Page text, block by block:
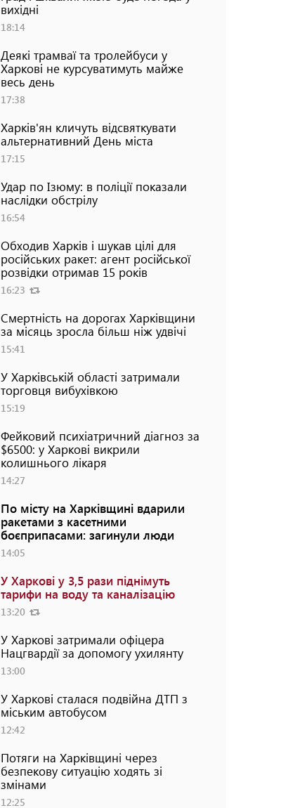
вихідні
18:14
Деякі трамваї та тролейбуси у
Харкові не курсуватимуть майже
весь день
17:38
Харків'ян кличуть відсвяткувати
альтернативний День міста
17:15
Удар по Ізюму: в поліції показали
наслідки обстрілу
16:54
Обходив Харків і шукав цілі для
російських ракет: агент російської
розвідки отримав 15 років
16:23
Смертність на дорогах Харківщини
за місяць зросла більш ніж удвічі
15:41
У Харківській області затримали
торговця вибухівкою
15:19
Фейковий психіатричний діагноз за
$6500: у Харкові викрили
колишнього лікаря
14:27
По місту на Харківщині вдарили
ракетами з касетними
боєприпасами: загинули люди
14:05
У Харкові у 3,5 рази піднімуть
тарифи на воду та каналізацію
13:20
У Харкові затримали офіцера
Нацгвардії за допомогу ухилянту
13:00
У Харкові сталася подвійна ДТП з
міським автобусом
12:42
Потяги на Харківщині через
безпекову ситуацію ходять зі
змінами
12:25